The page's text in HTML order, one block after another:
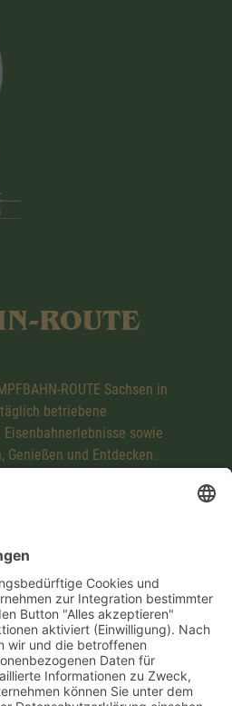
ROUTE
ROUTE Sachsen in
betriebene
sowie
Genießen und Entdecken.